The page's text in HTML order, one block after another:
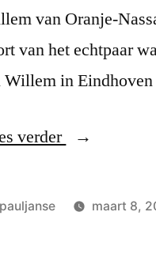
van Oranje-
van het echtpaar
Willem in
verder “Voetballes”
Geplaatst
pauljanse maart 8,